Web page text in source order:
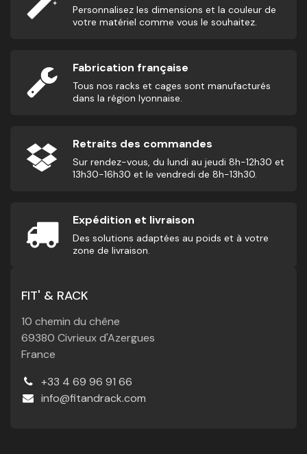
Personnalisez les dimensions et la couleur de
votre matériel comme vous le souhaitez.
Fabrication française
Tous nos racks et cages sont manufacturés
dans la région lyonnaise.
Retraits des commandes
Sur rendez-vous, du lundi au jeudi 8h-12h30 et
13h30-16h30 et le vendredi de 8h-13h30.
Expédition et livraison
Des solutions adaptées au poids et à votre
zone de livraison.
FIT' & RACK
10 chemin du chêne
69380 Civrieux d'Azergues
France
+33 4 69 96 91 66
info@fitandrack.com